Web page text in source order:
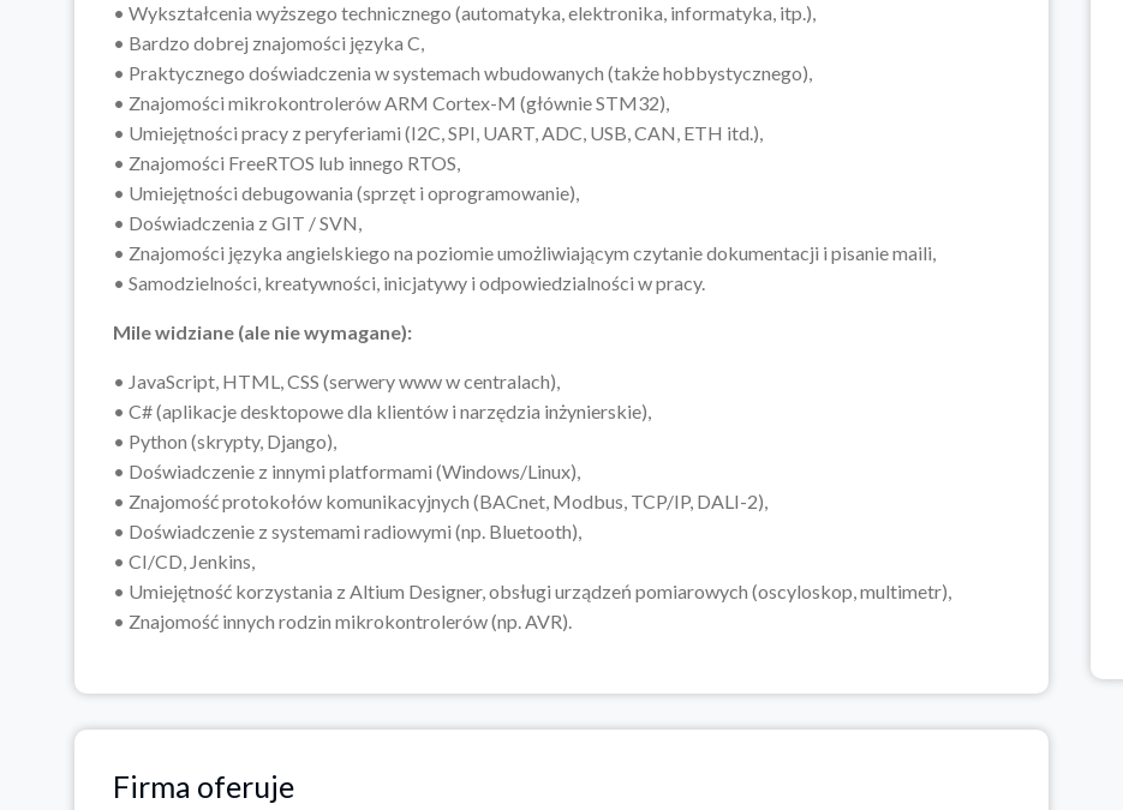
• Wykształcenia wyższego technicznego (automatyka, elektronika, informatyka, itp.),
• Bardzo dobrej znajomości języka C,
• Praktycznego doświadczenia w systemach wbudowanych (także hobbystycznego),
• Znajomości mikrokontrolerów ARM Cortex-M (głównie STM32),
• Umiejętności pracy z peryferiami (I2C, SPI, UART, ADC, USB, CAN, ETH itd.),
• Znajomości FreeRTOS lub innego RTOS,
• Umiejętności debugowania (sprzęt i oprogramowanie),
• Doświadczenia z GIT / SVN,
• Znajomości języka angielskiego na poziomie umożliwiającym czytanie dokumentacji i pisanie maili,
• Samodzielności, kreatywności, inicjatywy i odpowiedzialności w pracy.
Mile widziane (ale nie wymagane):
• JavaScript, HTML, CSS (serwery www w centralach),
• C# (aplikacje desktopowe dla klientów i narzędzia inżynierskie),
• Python (skrypty, Django),
• Doświadczenie z innymi platformami (Windows/Linux),
• Znajomość protokołów komunikacyjnych (BACnet, Modbus, TCP/IP, DALI-2),
• Doświadczenie z systemami radiowymi (np. Bluetooth),
• CI/CD, Jenkins,
• Umiejętność korzystania z Altium Designer, obsługi urządzeń pomiarowych (oscyloskop, multimetr),
• Znajomość innych rodzin mikrokontrolerów (np. AVR).
Firma oferuje